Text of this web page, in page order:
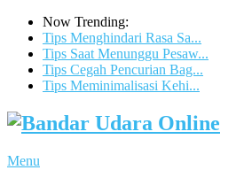
Now Trending:
Tips Menghindari Rasa Sa...
Tips Saat Menunggu Pesaw...
Tips Cegah Pencurian Bag...
Tips Meminimalisasi Kehi...
Menu